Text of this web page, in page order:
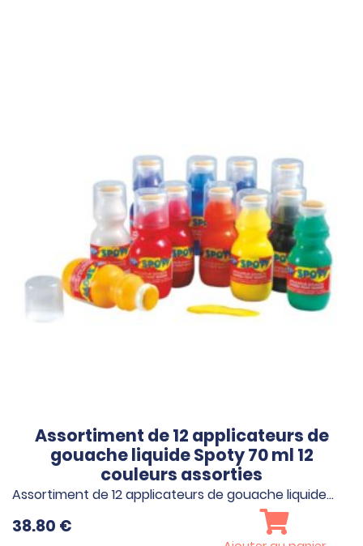
Assortiment de 12 applicateurs de
gouache liquide Spoty 70 ml 12
couleurs assorties
Assortiment de 12 applicateurs de gouache liquide…
38.80 €